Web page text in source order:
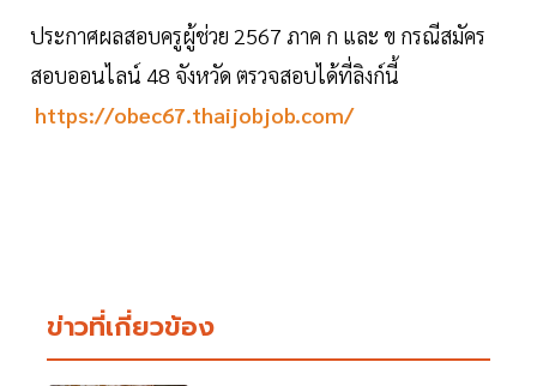
ประกาศผลสอบครูผู้ช่วย 2567 ภาค ก และ ข กรณีสมัคร
สอบออนไลน์ 48 จังหวัด ตรวจสอบได้ที่ลิงก์นี้
https://obec67.thaijobjob.com/
ข่าวที่เกี่ยวข้อง